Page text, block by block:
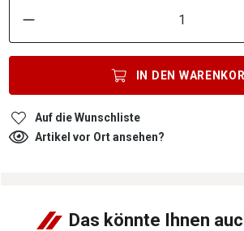
IN DEN
Auf die Wunschliste
Artikel vor Ort ansehen?
Das könnte Ihnen